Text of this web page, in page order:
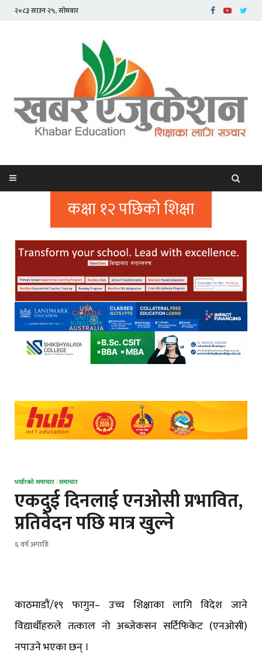
२०८३ साउन २५, सोमवार
कक्षा १२ पछिको शिक्षा
भर्खरको समाचार/समाचार
एकदुुई दिनलाई एनओसी प्रभावित,
प्रतिवेदन पछि मात्र खुल्ने
६ वर्ष अगाडि
काठमाडौं/१९ फागुन– उच्च शिक्षाका लागि विदेश जाने
विद्यार्थीहरुले तत्काल नो अब्जेकसन सर्टिफिकेट (एनओसी)
नपाउने भएका छन् ।